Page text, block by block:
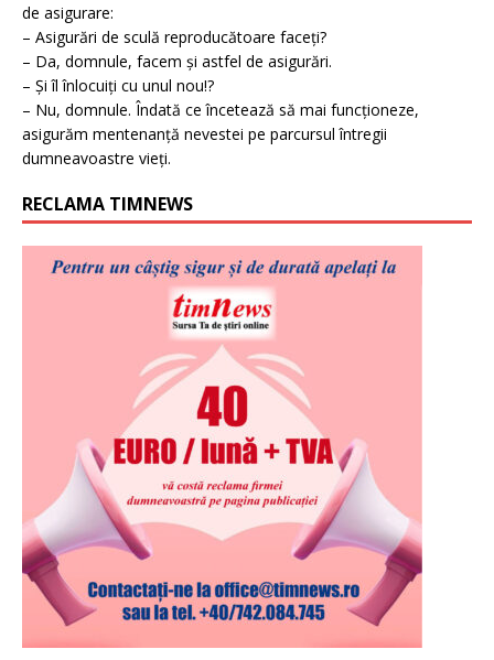
de asigurare:
– Asigurări de sculă reproducătoare faceți?
– Da, domnule, facem și astfel de asigurări.
– Și îl înlocuiți cu unul nou!?
– Nu, domnule. Îndată ce încetează să mai funcționeze,
asigurăm mentenanță nevestei pe parcursul întregii
dumneavoastre vieți.
RECLAMA TIMNEWS